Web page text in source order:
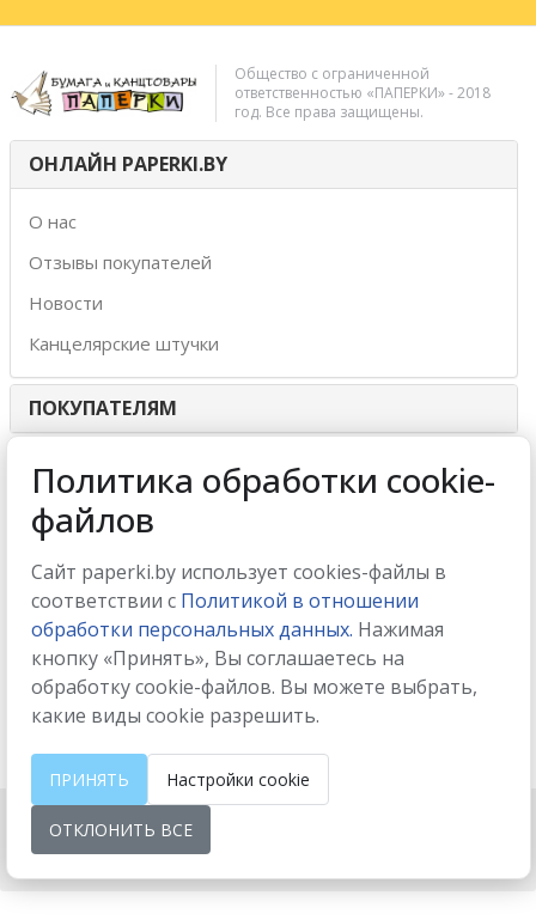
Общество с ограниченной
ответственностью «ПАПЕРКИ» - 2018
год. Все права защищены.
ОНЛАЙН PAPERKI.BY
О нас
Отзывы покупателей
Новости
Канцелярские штучки
ПОКУПАТЕЛЯМ
ИНТЕРНЕТ-МАГАЗИН
МЫ ПРИНИМАЕМ
МЫ В СОЦСЕТЯХ
Политика обработки cookie-
файлов
Сайт paperki.by использует cookies-файлы в
соответствии с Политикой в отношении
обработки персональных данных. Нажимая
кнопку «Принять», Вы соглашаетесь на
обработку cookie-файлов. Вы можете выбрать,
какие виды cookie разрешить.
ПРИНЯТЬ Настройки cookie
ОТКЛОНИТЬ ВСЕ
Настройки cookie